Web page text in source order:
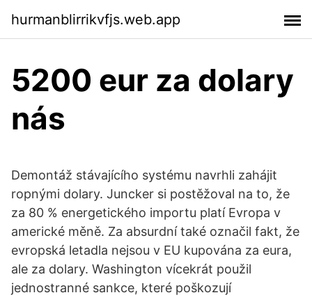
hurmanblirrikvfjs.web.app
5200 eur za dolary
nás
Demontáž stávajícího systému navrhli zahájit
ropnými dolary. Juncker si postěžoval na to, že
za 80 % energetického importu platí Evropa v
americké měně. Za absurdní také označil fakt, že
evropská letadla nejsou v EU kupována za eura,
ale za dolary. Washington vícekrát použil
jednostranné sankce, které poškozují